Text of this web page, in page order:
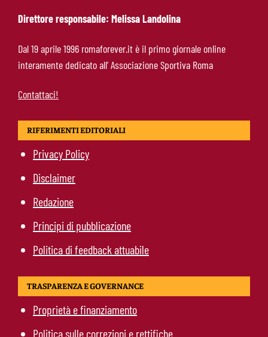
Manfrè-Roma, nuova era nel vivaio: raccoglie
l’eredità di Bruno Conti
Direttore responsabile: Melissa Landolina
Dal 19 aprile 1996 romaforever.it è il primo giornale online
interamente dedicato all’ Associazione Sportiva Roma
Contattaci!
RIFERIMENTI EDITORIALI
Privacy Policy
Disclaimer
Redazione
Principi di pubblicazione
Politica di feedback attuabile
TRASPARENZA E GOVERNANCE
Proprietà e finanziamento
Politica sulle correzioni e rettifiche